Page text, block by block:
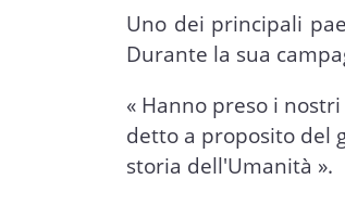
Uno dei principali
Durante la sua
« Hanno preso i
detto a proposito del
storia dell'Umanità ».